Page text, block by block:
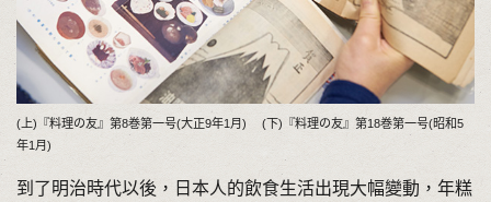
(上)『料理の友』第8巻第一号(大正9年1月) (下)『料理の友』第18巻第一号(昭和5
年1月)
到了明治時代以後，日本人的飲食生活出現大幅變動，年糕